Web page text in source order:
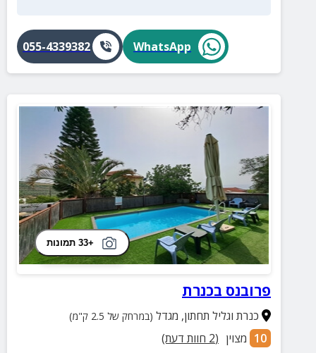
WhatsApp
055-4339382
+33 תמונות
פרובנס בכנרת
כנרת וגליל תחתון, מגדל (במרחק של 2.5 ק"מ)
10 מצוין (
2 חוות דעת)